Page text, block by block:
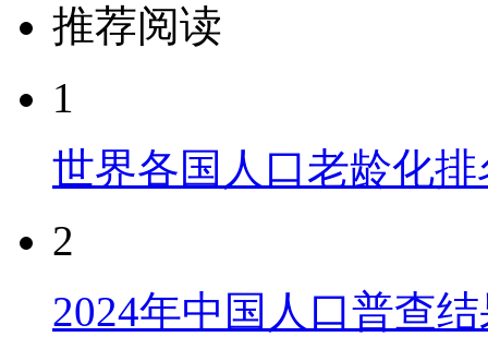
推荐阅读
1
世界各国人口老龄化
2
2024年中国人口普查